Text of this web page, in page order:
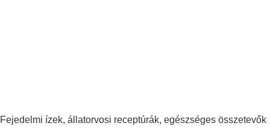
Fejedelmi ízek, állatorvosi receptúrák, egészséges összetevők